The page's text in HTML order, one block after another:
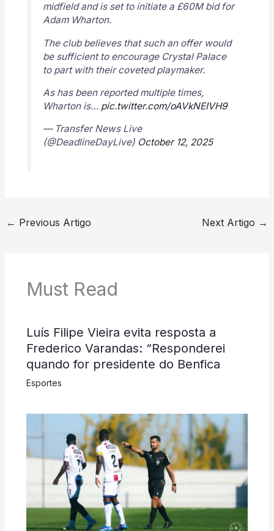
midfield and is set to initiate a £60M bid for
Adam Wharton.
The club believes that such an offer would
be sufficient to encourage Crystal Palace
to part with their coveted playmaker.
As has been reported multiple times,
Wharton is… pic.twitter.com/oAVkNEIVH9
— Transfer News Live
(@DeadlineDayLive) October 12, 2025
← Previous Artigo Next Artigo →
Must Read
Luís Filipe Vieira evita resposta a
Frederico Varandas: “Responderei
quando for presidente do Benfica
Esportes